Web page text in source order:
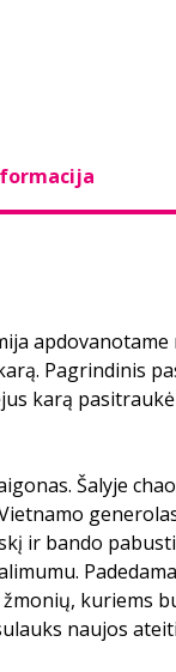
apdovanotame
Pagrindinis
karą
Šalyje
ir bando
kuriems
naujos